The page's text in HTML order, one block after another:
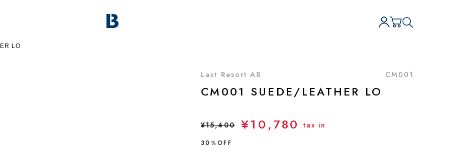
LO
Last Resort AB CM001
CM001 SUEDE/LEATHER LO
¥15,400 ¥10,780 tax in
30％OFF